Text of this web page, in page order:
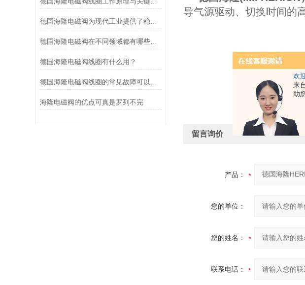
欢
来
助
德国海隆电磁阀在不同领域都有哪些应用？
德国海隆电磁阀线圈有什么用？
海隆电磁阀的优点可真是罗列不完
导气源驱动、切换时间的
留言询价
产品：
您的单位：
您的姓名：
联系电话：